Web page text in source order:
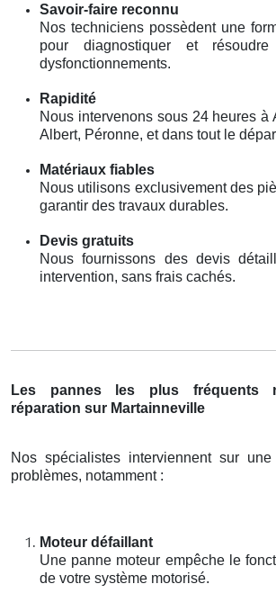
Savoir-faire reconnu
Nos techniciens possèdent une
pour diagnostiquer et
dysfonctionnements.
Rapidité
Nous intervenons sous 24 heures à
Albert, Péronne, et dans tout le
Matériaux fiables
Nous utilisons exclusivement des
garantir des travaux durables.
Devis gratuits
Nous fournissons des devis
intervention, sans frais cachés.
Les pannes les plus fréquents
réparation sur Martainneville
Nos spécialistes interviennent sur
problèmes, notamment :
Moteur défaillant
Une panne moteur empêche le
de votre système motorisé.